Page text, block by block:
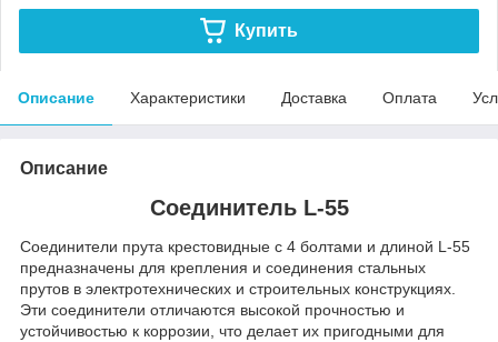
Купить
Описание Характеристики Доставка Оплата
Описание
Соединитель L-55
Соединители прута крестовидные с 4 болтами и длиной L-55
предназначены для крепления и соединения стальных
прутов в электротехнических и строительных конструкциях.
Эти соединители отличаются высокой прочностью и
устойчивостью к коррозии, что делает их пригодными для